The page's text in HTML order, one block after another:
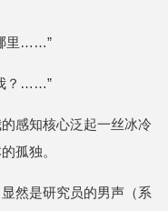
里……”
？……”
感知核心泛起一丝冰冷
孤独。
然是研究员的男声（系